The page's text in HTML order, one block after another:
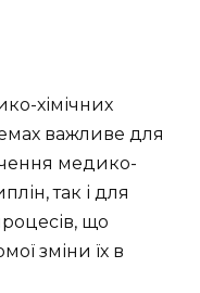
хімічних
важливе для
медико-
так і для
що
зміни їх в